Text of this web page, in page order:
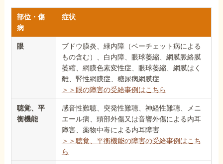
部位・傷
病
症状
眼
ブドウ膜炎、緑内障（ベーチェット病による
もの含む）、白内障、眼球萎縮、網膜脈絡膜
萎縮、網膜色素変性症、眼球萎縮、網膜はく
離、腎性網膜症、糖尿病網膜症
＞＞眼の障害の受給事例はこちら
聴覚、平
衡機能
感音性難聴、突発性難聴、神経性難聴、メニ
エール病、頭部外傷又は音響外傷による内耳
障害、薬物中毒による内耳障害
＞＞聴覚、平衡機能の障害の受給事例はこち
ら